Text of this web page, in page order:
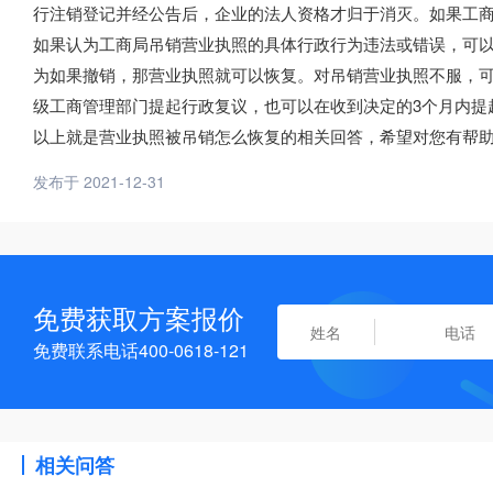
行注销登记并经公告后，企业的法人资格才归于消灭。如果工
如果认为工商局吊销营业执照的具体行政行为违法或错误，可
为如果撤销，那营业执照就可以恢复。对吊销营业执照不服
级工商管理部门提起行政复议，也可以在收到决定的3个月内
以上就是营业执照被吊销怎么恢复的相关回答，希望对您有帮
发布于 2021-12-31
免费获取方案报价
免费联系电话400-0618-121
相关问答